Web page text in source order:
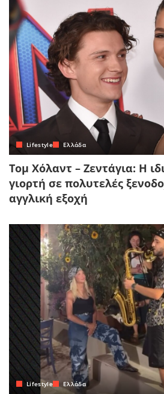
Lifestyle Ελλάδα
Τομ Χόλαντ – Ζεντάγια: Η
γιορτή σε πολυτελές
αγγλική εξοχή
Lifestyle Ελλάδα